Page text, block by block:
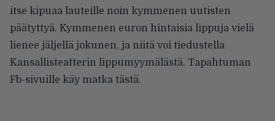
itse kipuaa lauteille noin kymmenen uutisten
päätyttyä. Kymmenen euron hintaisia lippuja vielä
lienee jäljellä jokunen, ja niitä voi tiedustella
Kansallisteatterin lippumyymälästä. Tapahtuman
Fb-sivuille käy matka tästä.